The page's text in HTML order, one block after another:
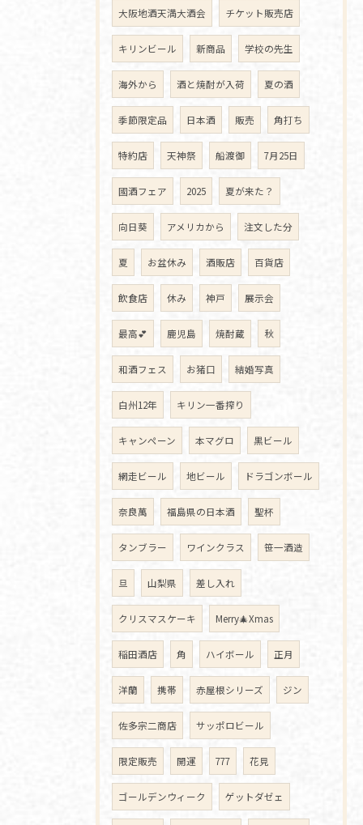
大阪地酒天満大酒会 チケット販売店
キリンビール 新商品 学校の先生
海外から 酒と焼酎が入荷 夏の酒
季節限定品 日本酒 販売 角打ち
特約店 天神祭 船渡御 7月25日
國酒フェア 2025 夏が来た？
向日葵 アメリカから 注文した分
夏 お盆休み 酒販店 百貨店
飲食店 休み 神戸 展示会
最高💕 鹿児島 焼酎蔵 秋
和酒フェス お猪口 結婚写真
白州12年 キリン一番搾り
キャンペーン 本マグロ 黒ビール
網走ビール 地ビール ドラゴンボール
奈良萬 福島県の日本酒 聖杯
タンブラー ワインクラス 笹一酒造
旦 山梨県 差し入れ
クリスマスケーキ Merry🎄Xmas
稲田酒店 角 ハイボール 正月
洋蘭 携帯 赤屋根シリーズ ジン
佐多宗二商店 サッポロビール
限定販売 開運 777 花見
ゴールデンウィーク ゲットダゼェ